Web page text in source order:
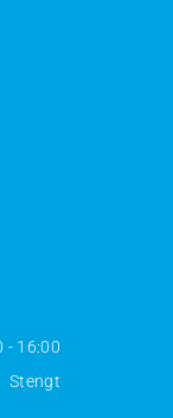
- 16:00
Stengt